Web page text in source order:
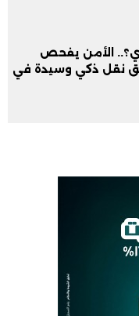
الأمن يفحص
نقل ذكي وسيدة في